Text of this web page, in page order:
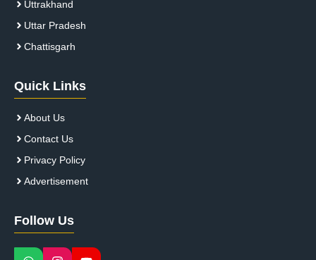
Uttrakhand
Uttar Pradesh
Chattisgarh
Quick Links
About Us
Contact Us
Privacy Policy
Advertisement
Follow Us